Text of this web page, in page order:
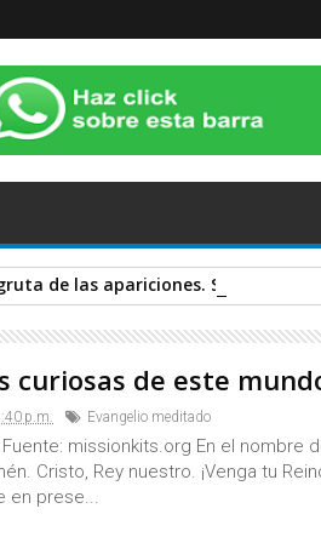
de las apariciones. Sábado 14 de
curiosas de este
p.m. Evangelio meditado
Fuente: missionkits.org En el nombre
Cristo, Rey nuestro. ¡Venga tu
en prese...